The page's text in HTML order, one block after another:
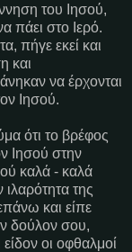
του Ιησού,
πάει στο Ιερό.
πήγε εκεί και
και
να έρχονται
Ιησού.
ότι το βρέφος
Ιησού στην
καλά - καλά
της
και είπε
δούλον σου,
οι οφθαλμοί